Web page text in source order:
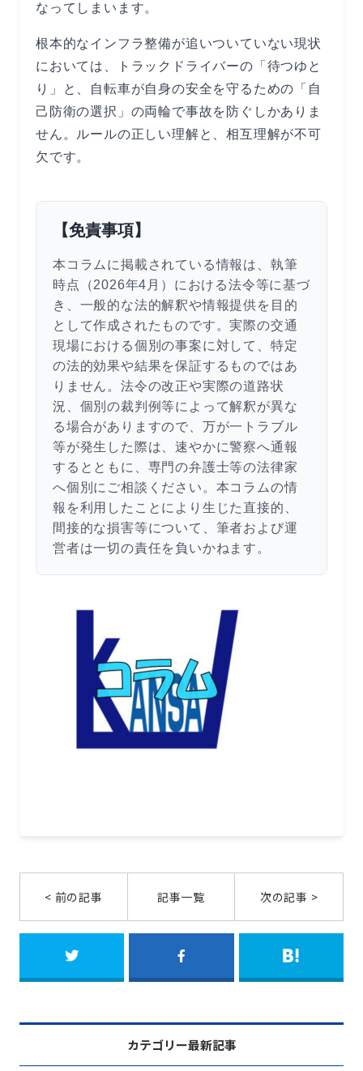
なってしまいます。
根本的なインフラ整備が追いついていない現状
においては、トラックドライバーの「待つゆと
り」と、自転車が自身の安全を守るための「自
己防衛の選択」の両輪で事故を防ぐしかありま
せん。ルールの正しい理解と、相互理解が不可
欠です。
【免責事項】
本コラムに掲載されている情報は、執筆
時点（2026年4月）における法令等に基づ
き、一般的な法的解釈や情報提供を目的
として作成されたものです。実際の交通
現場における個別の事案に対して、特定
の法的効果や結果を保証するものではあ
りません。法令の改正や実際の道路状
況、個別の裁判例等によって解釈が異な
る場合がありますので、万が一トラブル
等が発生した際は、速やかに警察へ通報
するとともに、専門の弁護士等の法律家
へ個別にご相談ください。本コラムの情
報を利用したことにより生じた直接的、
間接的な損害等について、筆者および運
営者は一切の責任を負いかねます。
< 前の記事 記事一覧 次の記事 >
カテゴリー最新記事